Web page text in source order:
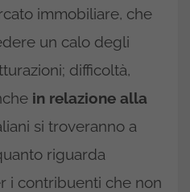
immobiliare, che
un calo degli
difficoltà,
in relazione alla
si troveranno a
riguarda
i contribuenti che non